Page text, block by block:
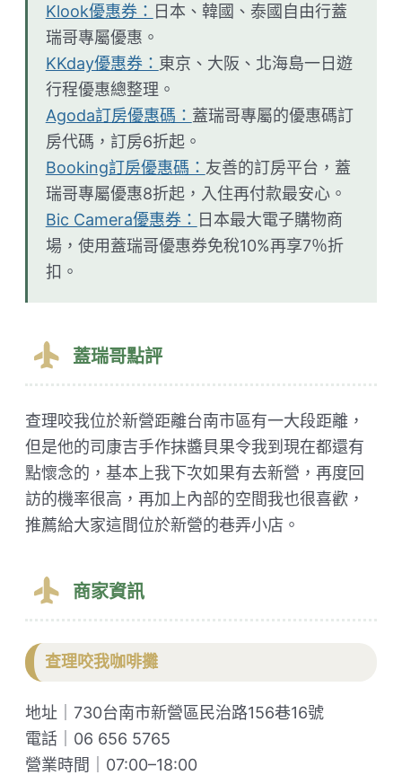
Klook優惠券： 日本、韓國、泰國自由行蓋
瑞哥專屬優惠。
KKday優惠券： 東京、大阪、北海島一日遊
行程優惠總整理。
Agoda訂房優惠碼： 蓋瑞哥專屬的優惠碼訂
房代碼，訂房6折起。
Booking訂房優惠碼： 友善的訂房平台，蓋
瑞哥專屬優惠8折起，入住再付款最安心。
Bic Camera優惠券： 日本最大電子購物商
場，使用蓋瑞哥優惠券免稅10%再享7％折
扣。
蓋瑞哥點評
查理咬我位於新營距離台南市區有一大段距離，
但是他的司康吉手作抹醬貝果令我到現在都還有
點懷念的，基本上我下次如果有去新營，再度回
訪的機率很高，再加上內部的空間我也很喜歡，
推薦給大家這間位於新營的巷弄小店。
商家資訊
查理咬我咖啡攤
地址｜730台南市新營區民治路156巷16號
電話｜06 656 5765
營業時間｜07:00–18:00